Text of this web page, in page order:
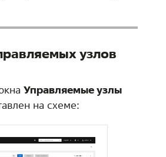
узлов
Управляемые узлы
на схеме: